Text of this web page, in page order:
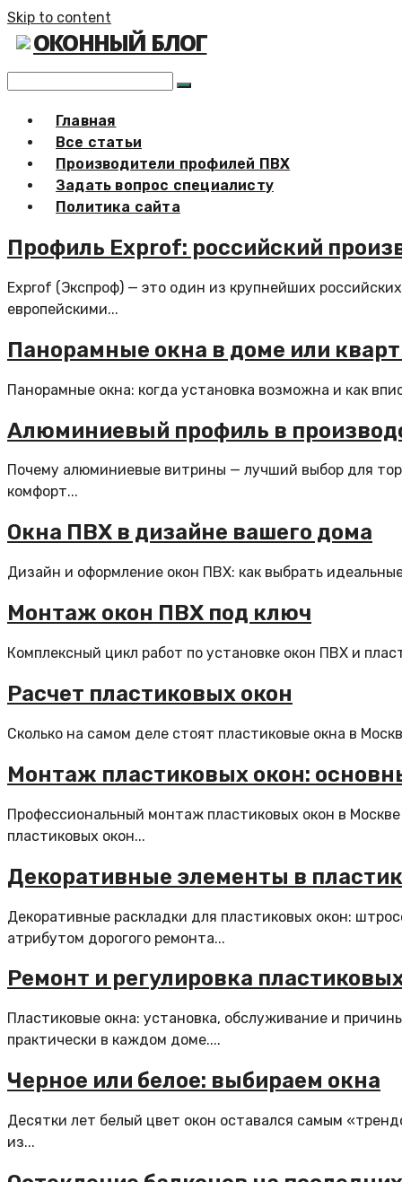
Skip to content
ОКОННЫЙ БЛОГ
Главная
Все статьи
Производители профилей ПВХ
Задать вопрос специалисту
Политика сайта
Профиль Exprof: российский
Exprof (Экспроф) — это один из крупнейших
европейскими...
Панорамные окна в доме или
Панорамные окна: когда установка возможна и как
Алюминиевый профиль в
Почему алюминиевые витрины — лучший выбор для
комфорт...
Окна ПВХ в дизайне вашего дома
Дизайн и оформление окон ПВХ: как выбрать
Монтаж окон ПВХ под ключ
Комплексный цикл работ по установке окон ПВХ и
Расчет пластиковых окон
Сколько на самом деле стоят пластиковые окна в
Монтаж пластиковых окон:
Профессиональный монтаж пластиковых окон в
пластиковых окон...
Декоративные элементы в
Декоративные раскладки для пластиковых окон:
атрибутом дорогого ремонта...
Ремонт и регулировка
Пластиковые окна: установка, обслуживание и
практически в каждом доме....
Черное или белое: выбираем окна
Десятки лет белый цвет окон оставался самым
из...